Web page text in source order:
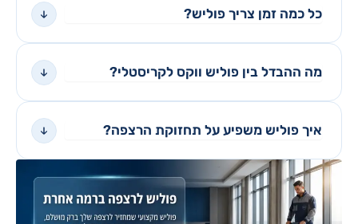
כל כמה זמן צריך פוליש?
מה ההבדל בין פוליש ווקס לקריסטלי?
איך פוליש משפיע על תחזוקת הרצפה?